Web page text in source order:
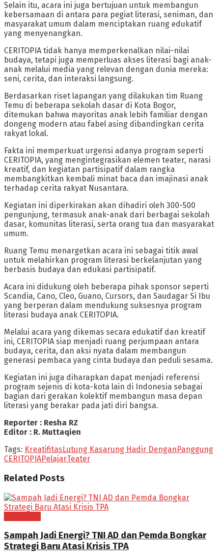
Selain itu, acara ini juga bertujuan untuk membangun
kebersamaan di antara para pegiat literasi, seniman, dan
masyarakat umum dalam menciptakan ruang edukatif
yang menyenangkan.
CERITOPIA tidak hanya memperkenalkan nilai-nilai
budaya, tetapi juga memperluas akses literasi bagi anak-
anak melalui media yang relevan dengan dunia mereka:
seni, cerita, dan interaksi langsung.
Berdasarkan riset lapangan yang dilakukan tim Ruang
Temu di beberapa sekolah dasar di Kota Bogor,
ditemukan bahwa mayoritas anak lebih familiar dengan
dongeng modern atau fabel asing dibandingkan cerita
rakyat lokal.
Fakta ini memperkuat urgensi adanya program seperti
CERITOPIA, yang mengintegrasikan elemen teater, narasi
kreatif, dan kegiatan partisipatif dalam rangka
membangkitkan kembali minat baca dan imajinasi anak
terhadap cerita rakyat Nusantara.
Kegiatan ini diperkirakan akan dihadiri oleh 300-500
pengunjung, termasuk anak-anak dari berbagai sekolah
dasar, komunitas literasi, serta orang tua dan masyarakat
umum.
Ruang Temu menargetkan acara ini sebagai titik awal
untuk melahirkan program literasi berkelanjutan yang
berbasis budaya dan edukasi partisipatif.
Acara ini didukung oleh beberapa pihak sponsor seperti
Scandia, Cano, Cleo, Guano, Cursors, dan Saudagar Si Ibu
yang berperan dalam mendukung suksesnya program
literasi budaya anak CERITOPIA.
Melalui acara yang dikemas secara edukatif dan kreatif
ini, CERITOPIA siap menjadi ruang perjumpaan antara
budaya, cerita, dan aksi nyata dalam membangun
generasi pembaca yang cinta budaya dan peduli sesama.
Kegiatan ini juga diharapkan dapat menjadi referensi
program sejenis di kota-kota lain di Indonesia sebagai
bagian dari gerakan kolektif membangun masa depan
literasi yang berakar pada jati diri bangsa.
Reporter : Resha RZ
Editor : R. Muttaqien
Tags: KreatifitasLutung Kasarung Hadir DenganPanggung
CERITOPIAPelajarTeater
Related Posts
Sampah Jadi Energi? TNI AD dan Pemda Bongkar
Strategi Baru Atasi Krisis TPA